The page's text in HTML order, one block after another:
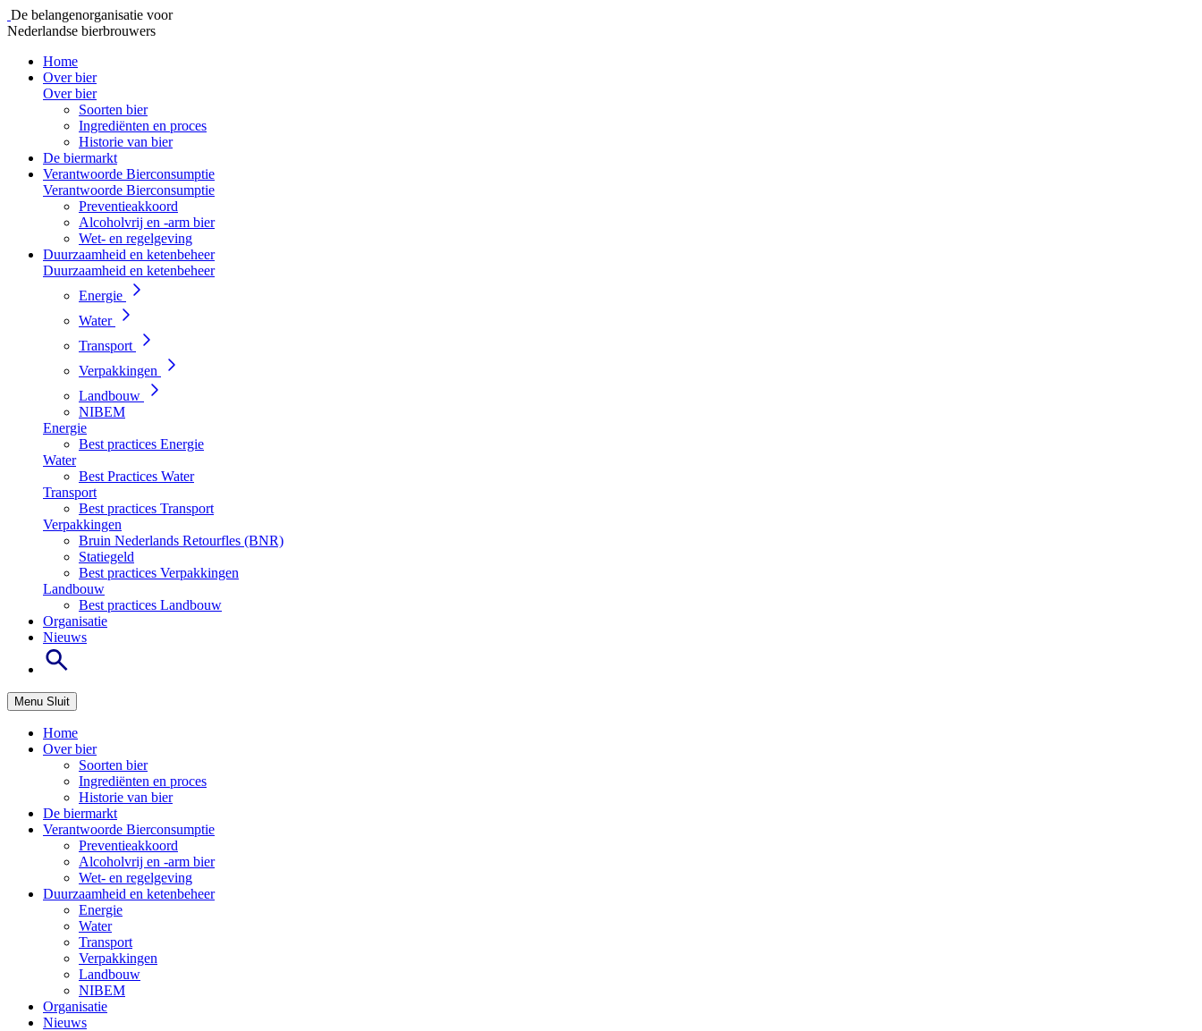
De belangenorganisatie voor
Nederlandse bierbrouwers
Home
Over bier
Over bier
Soorten bier
Ingrediënten en proces
Historie van bier
De biermarkt
Verantwoorde Bierconsumptie
Verantwoorde Bierconsumptie
Preventieakkoord
Alcoholvrij en -arm bier
Wet- en regelgeving
Duurzaamheid en ketenbeheer
Duurzaamheid en ketenbeheer
Energie
Water
Transport
Verpakkingen
Landbouw
NIBEM
Energie
Best practices Energie
Water
Best Practices Water
Transport
Best practices Transport
Verpakkingen
Bruin Nederlands Retourfles (BNR)
Statiegeld
Best practices Verpakkingen
Landbouw
Best practices Landbouw
Organisatie
Nieuws
Menu Sluit
Home
Over bier
Soorten bier
Ingrediënten en proces
Historie van bier
De biermarkt
Verantwoorde Bierconsumptie
Preventieakkoord
Alcoholvrij en -arm bier
Wet- en regelgeving
Duurzaamheid en ketenbeheer
Energie
Water
Transport
Verpakkingen
Landbouw
NIBEM
Organisatie
Nieuws